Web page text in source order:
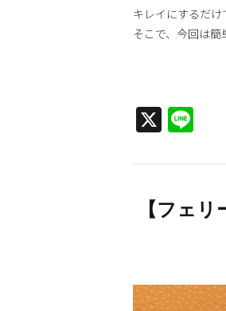
キレイにするだけ
そこで、今回は
X
【フェ